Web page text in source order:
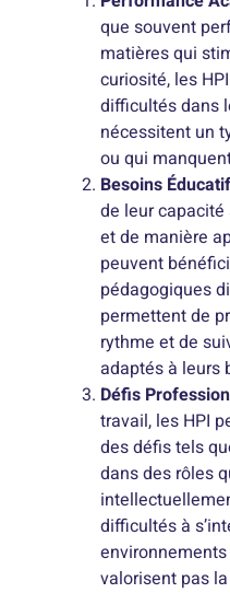
que souvent
matières qui
curiosité, les
difficultés dans
nécessitent un
ou qui
Besoins
de leur
et de manière
peuvent
pédagogiques
permettent de
rythme et de
adaptés à leurs
Défis
travail, les HPI
des défis tels
dans des rôles
difficultés à
valorisent pas